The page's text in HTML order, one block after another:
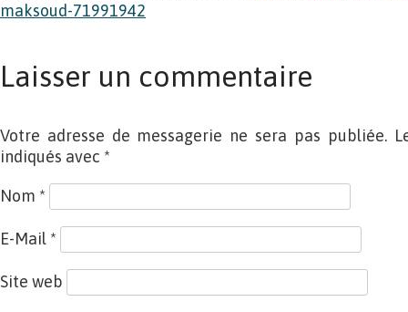
maksoud-71991942
Laisser un commentaire
Votre adresse de messagerie ne sera pas publiée.
indiqués avec *
Nom *
E-Mail *
Site web